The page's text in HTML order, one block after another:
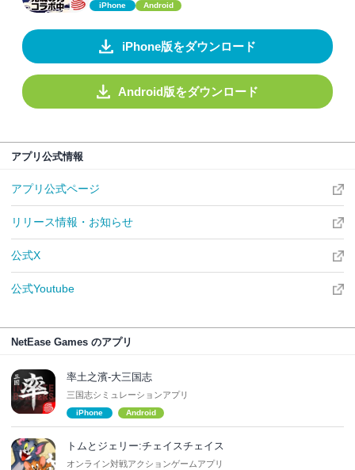
iPhone Android
iPhone版をダウンロード
Android版をダウンロード
アプリ公式情報
アプリ公式ページ
リリース情報・お知らせ
公式X
公式Youtube
NetEase Games のアプリ
率土之濱-大三国志
三国志シミュレーションアプリ
iPhone Android
トムとジェリー:チェイスチェイス
オンライン対戦アクションゲームアプリ